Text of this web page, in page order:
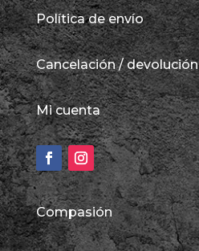
Política de envío
Cancelación / devolución
Mi cuenta
Compasión